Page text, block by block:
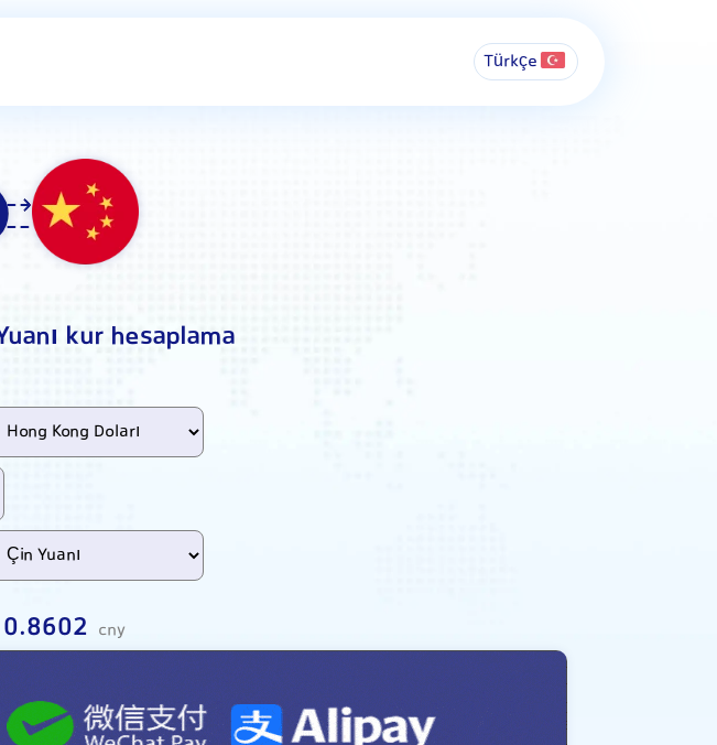
Türkçe
kur hesaplama
0.8602 cny